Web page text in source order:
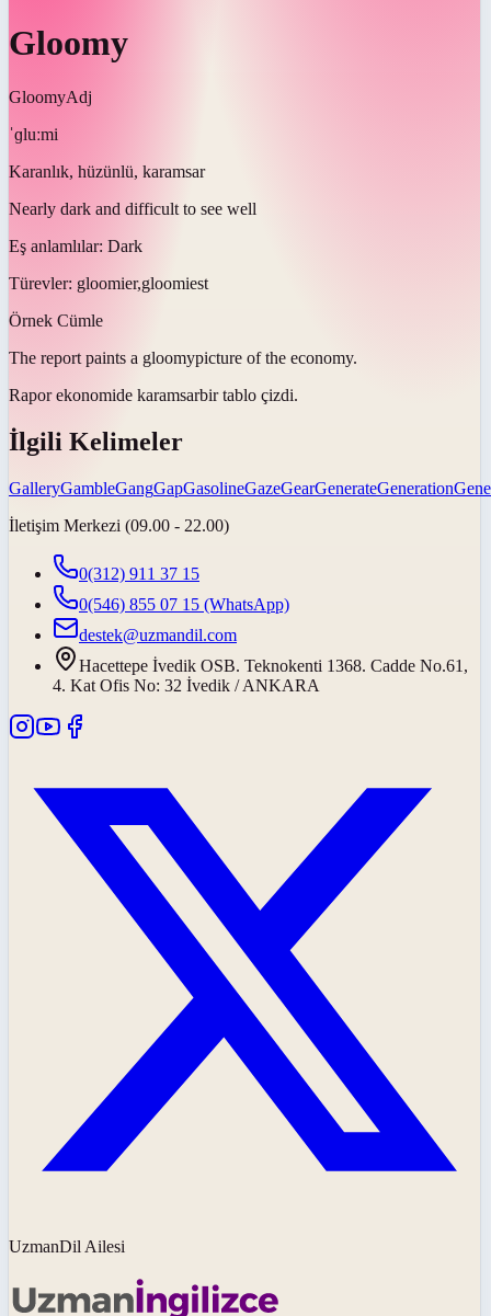
Gloomy
GloomyAdj
ˈɡluːmi
Karanlık, hüzünlü, karamsar
Nearly dark and difficult to see well
Eş anlamlılar: Dark
Türevler: gloomier,gloomiest
Örnek Cümle
The report paints a gloomypicture of the economy.
Rapor ekonomide karamsarbir tablo çizdi.
İlgili Kelimeler
GalleryGambleGangGapGasolineGazeGearGenerateGeneration
İletişim Merkezi (09.00 - 22.00)
0(312) 911 37 15
0(546) 855 07 15 (WhatsApp)
destek@uzmandil.com
Hacettepe İvedik OSB. Teknokenti 1368. Cadde No.61,
4. Kat Ofis No: 32 İvedik / ANKARA
UzmanDil Ailesi